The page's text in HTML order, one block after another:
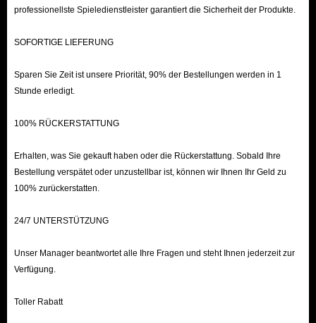
professionellste Spieledienstleister garantiert die Sicherheit der Produkte.
SOFORTIGE LIEFERUNG
Sparen Sie Zeit ist unsere Priorität, 90% der Bestellungen werden in 1
Stunde erledigt.
100% RÜCKERSTATTUNG
Erhalten, was Sie gekauft haben oder die Rückerstattung. Sobald Ihre
Bestellung verspätet oder unzustellbar ist, können wir Ihnen Ihr Geld zu
100% zurückerstatten.
24/7 UNTERSTÜTZUNG
Unser Manager beantwortet alle Ihre Fragen und steht Ihnen jederzeit zur
Verfügung.
Toller Rabatt